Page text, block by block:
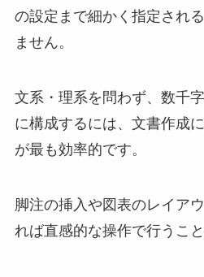
の設定まで細かく指定され
ません。
文系・理系を問わず、数千
に構成するには、文書作成
が最も効率的です。
脚注の挿入や図表のレイア
れば直感的な操作で行うこ